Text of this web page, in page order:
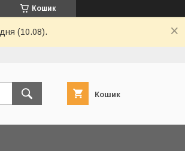
Кошик
(10.08).
Кошик